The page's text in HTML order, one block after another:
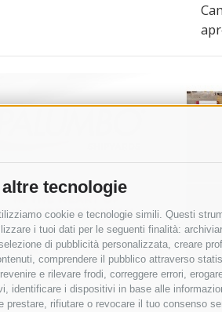
tecnologie
cookie e tecnologie simili. Questi
i tuoi dati per le seguenti finalità:
di pubblicità personalizzata, creare
comprendere il pubblico attraverso
e rilevare frodi, correggere errori,
identificare i dispositivi in base alle
prestare, rifiutare o revocare il tuo consenso